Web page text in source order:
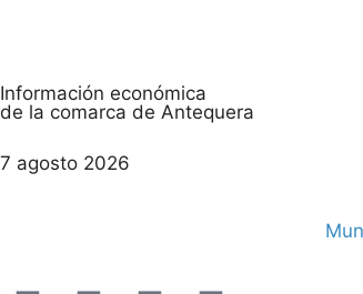
Información económica
de la comarca de Antequera
7 agosto 2026